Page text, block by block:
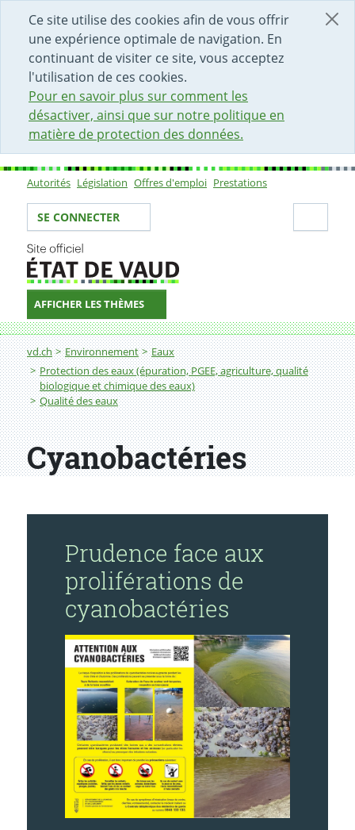
Ce site utilise des cookies afin de vous offrir
une expérience optimale de navigation. En
continuant de visiter ce site, vous acceptez
l'utilisation de ces cookies.
Pour en savoir plus sur comment les
désactiver, ainsi que sur notre politique en
matière de protection des données.
DÉBUT DU CONTENU DE LA PAGE
ACCÈS AU CHAMP DE RECHERCHE
PAGE D'ACCUEIL
FORMULAIRE DE CONTACT
Sous-navigation
Autorités Législation Offres d'emploi Prestations
Votre identité
SE CONNECTER
AFFICHER LES THÈMES
Fil d'Ariane
vd.ch Environnement
Eaux
Protection des eaux (épuration, PGEE, agriculture, qualité
biologique et chimique des eaux)
Qualité des eaux
Cyanobactéries
Cyanobactéries
Prudence face aux
proliférations de
cyanobactéries